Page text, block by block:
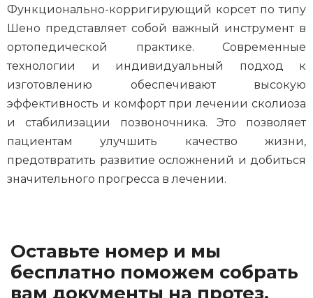
Функционально-корригирующий корсет по типу
Шено представляет собой важный инструмент в
ортопедической практике. Современные
технологии и индивидуальный подход к
изготовлению обеспечивают высокую
эффективность и комфорт при лечении сколиоза
и стабилизации позвоночника. Это позволяет
пациентам улучшить качество жизни,
предотвратить развитие осложнений и добиться
значительного прогресса в лечении.
Оставьте номер и мы
бесплатно поможем собрать
вам документы на протез.